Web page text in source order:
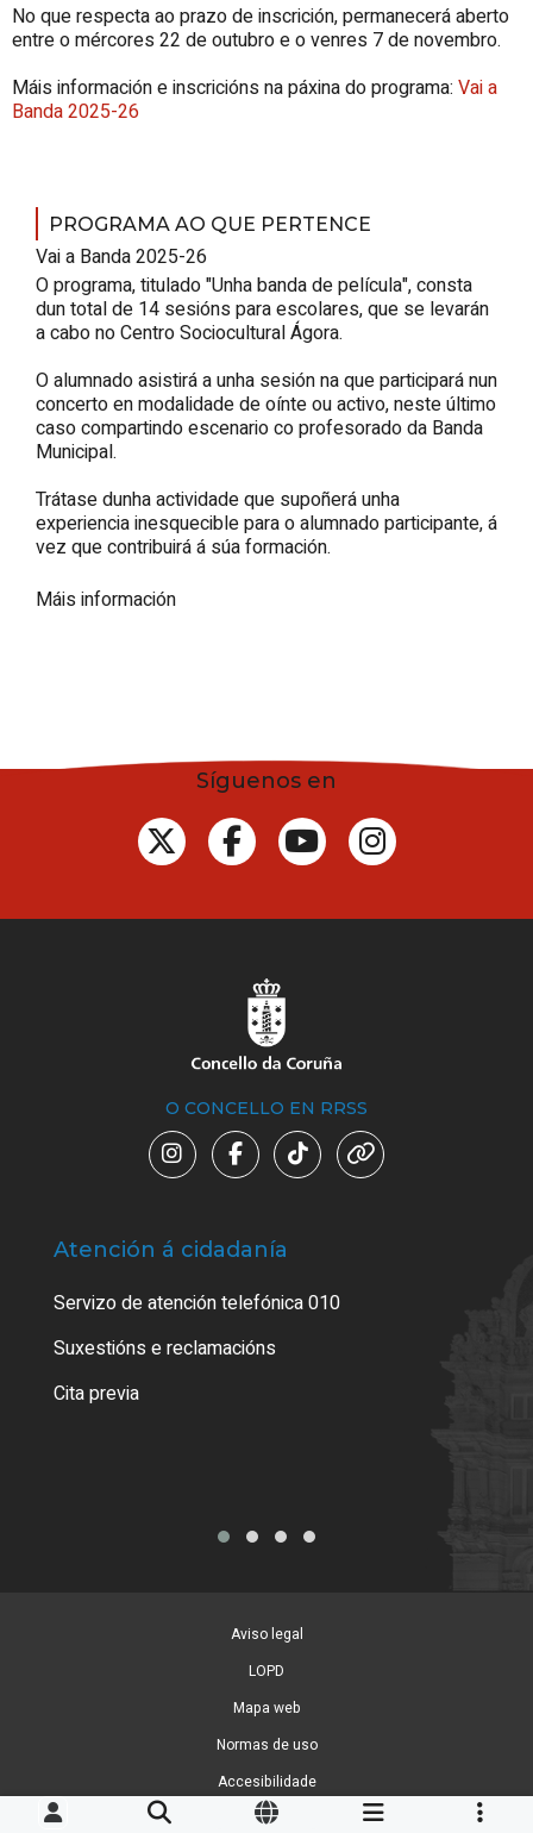
No que respecta ao prazo de inscrición, permanecerá aberto
entre o mércores 22 de outubro e o venres 7 de novembro.
Máis información e inscricións na páxina do programa: Vai a
Banda 2025-26
PROGRAMA AO QUE PERTENCE
Vai a Banda 2025-26
O programa, titulado "Unha banda de película",consta
dun total de 14 sesións para escolares, que se levarán
a cabo no Centro Sociocultural Ágora.
O alumnado asistirá a unha sesión na que participará nun
concerto en modalidade de oínte ou activo, neste último
caso compartindo escenario co profesorado da Banda
Municipal.
Trátase dunha actividade que supoñerá unha
experiencia inesquecible para o alumnado participante, á
vez que contribuirá á súa formación.
Máis información
Síguenos en
O CONCELLO EN RRSS
Atención á cidadanía
Servizo de atención telefónica 010
Suxestións e reclamacións
Cita previa
Aviso legal
LOPD
Mapa web
Normas de uso
Accesibilidade
Xestión de cookies